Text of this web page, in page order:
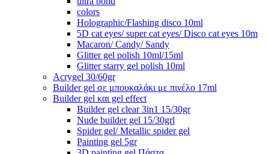
colors
Holographic/Flashing disco 10ml
5D cat eyes/ super cat eyes/ Disco cat eyes 10m
Macaron/ Candy/ Sandy
Glitter gel polish 10ml/15ml
Glitter starry gel polish 10ml
Acrygel 30/60gr
Builder gel σε μπουκαλάκι με πινέλο 17ml
Builder gel και gel effect
Builder gel clear 3in1 15/30gr
Nude builder gel 15/30grl
Spider gel/ Metallic spider gel
Painting gel 5gr